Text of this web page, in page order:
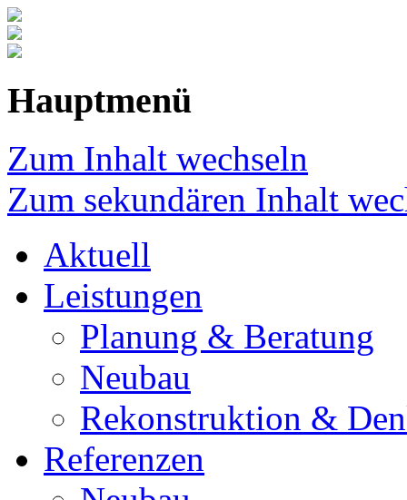
Hauptmenü
Zum Inhalt wechseln
Zum sekundären Inhalt
Aktuell
Leistungen
Planung & Beratung
Neubau
Rekonstruktion &
Referenzen